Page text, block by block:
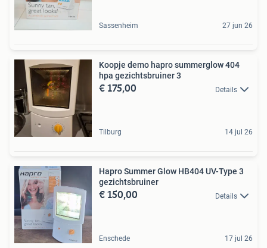
Sassenheim 27 jun 26
Koopje demo hapro summerglow 404
hpa gezichtsbruiner 3
€ 175,00 Details
Tilburg 14 jul 26
Hapro Summer Glow HB404 UV-Type 3
gezichtsbruiner
€ 150,00 Details
Enschede 17 jul 26